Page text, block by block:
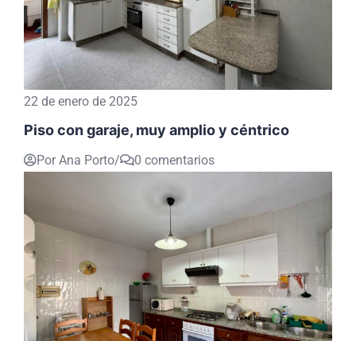
22 de enero de 2025
Piso con garaje, muy amplio y céntrico
Por Ana Porto/ 0 comentarios